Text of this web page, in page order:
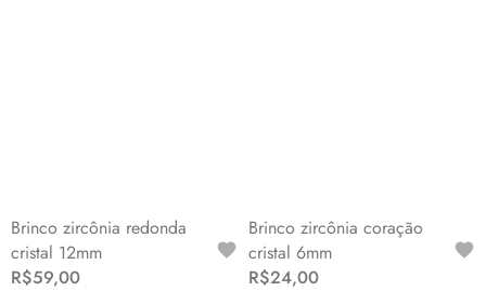
Brinco zircônia redonda
cristal 12mm
R$59,00
Brinco zircônia coração
cristal 6mm
R$24,00